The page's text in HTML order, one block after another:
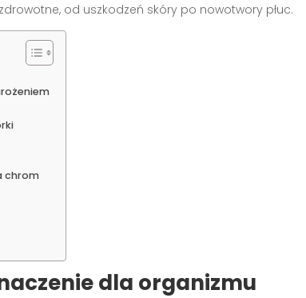
od uszkodzeń skóry po nowotwory płuc.
chrom
dla organizmu